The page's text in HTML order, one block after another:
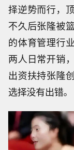
择逆势而行，
不久后张隆被
的体育管理行
两人日常开销
出资扶持张隆
选择没有出错。